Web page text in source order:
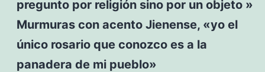
pregunto por religión sino por un objeto »
Murmuras con acento Jienense, «yo el
único rosario que conozco es a la
panadera de mi pueblo»